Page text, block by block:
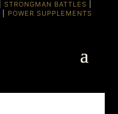
|STRONGMAN BATTLES
POWER SUPPLEMENTS